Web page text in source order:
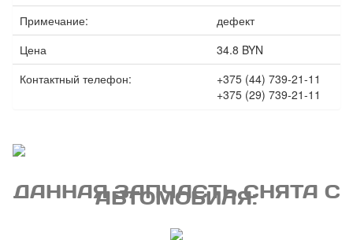
Примечание:
дефект
Цена
34.8 BYN
Контактный телефон:
+375 (44) 739-21-11
+375 (29) 739-21-11
ДАННАЯ ЗАПЧАСТЬ СНЯТА С
АВТОМОБИЛЯ: